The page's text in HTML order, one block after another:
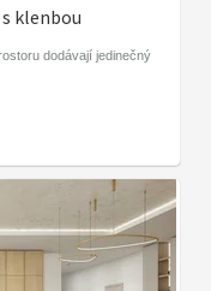
klenbou
dodávají jedinečný